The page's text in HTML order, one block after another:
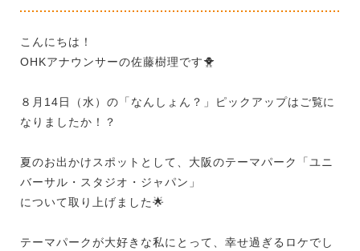
こんにちは！
OHKアナウンサーの佐藤樹理です🐥
８月14日（水）の「なんしょん？」ピックアップはご覧に
なりましたか！？
夏のお出かけスポットとして、大阪のテーマパーク「ユニ
バーサル・スタジオ・ジャパン」
について取り上げました🌟
テーマパークが大好きな私にとって、幸せ過ぎるロケでし